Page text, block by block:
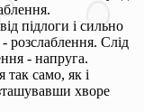
підлоги і сильно
розслаблення. Слід
- напруга.
так само, як і
хворе